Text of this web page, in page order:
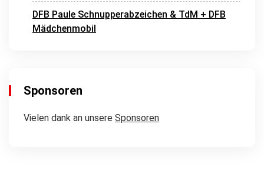
DFB Paule Schnupperabzeichen & TdM + DFB
Mädchenmobil
Sponsoren
Vielen dank an unsere Sponsoren